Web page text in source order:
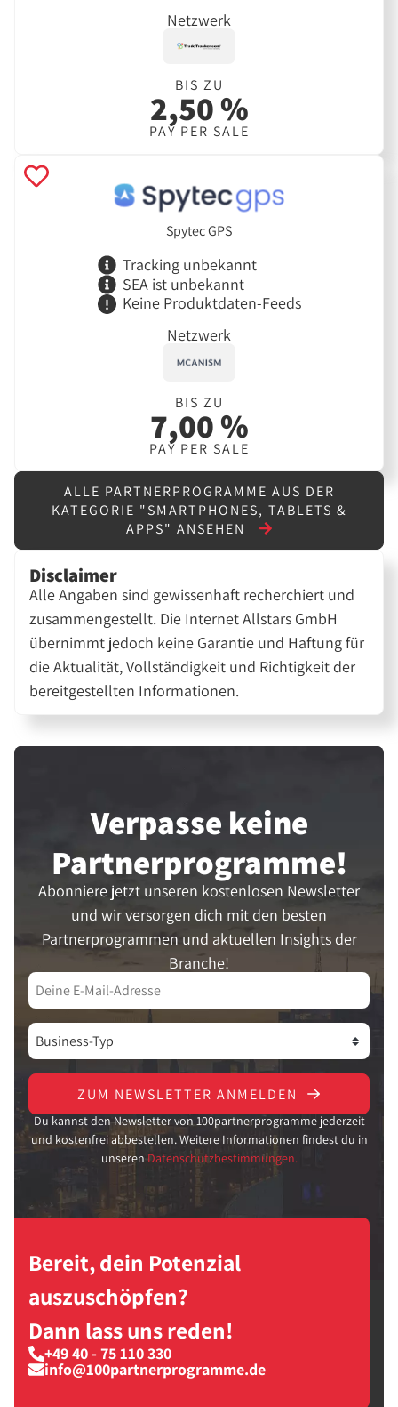
Netzwerk
BIS ZU
2,50 %
PAY PER SALE
Spytec GPS
Tracking unbekannt
SEA ist unbekannt
Keine Produktdaten-Feeds
Netzwerk
BIS ZU
7,00 %
PAY PER SALE
ALLE PARTNERPROGRAMME AUS DER
KATEGORIE "SMARTPHONES, TABLETS &
APPS" ANSEHEN
Disclaimer
Alle Angaben sind gewissenhaft recherchiert und
zusammengestellt. Die Internet Allstars GmbH
übernimmt jedoch keine Garantie und Haftung für
die Aktualität, Vollständigkeit und Richtigkeit der
bereitgestellten Informationen.
Verpasse keine
Partner­programme!
Abonniere jetzt unseren kostenlosen Newsletter
und wir versorgen dich mit den besten
Partnerprogrammen und aktuellen Insights der
Branche!
ZUM NEWSLETTER ANMELDEN
Du kannst den Newsletter von 100partnerprogramme jederzeit
und kostenfrei abbestellen. Weitere Informationen findest du in
unseren Datenschutzbestimmungen.
Bereit, dein Potenzial
auszuschöpfen?
Dann lass uns reden!
+49 40 - 75 110 330
info@100partnerprogramme.de